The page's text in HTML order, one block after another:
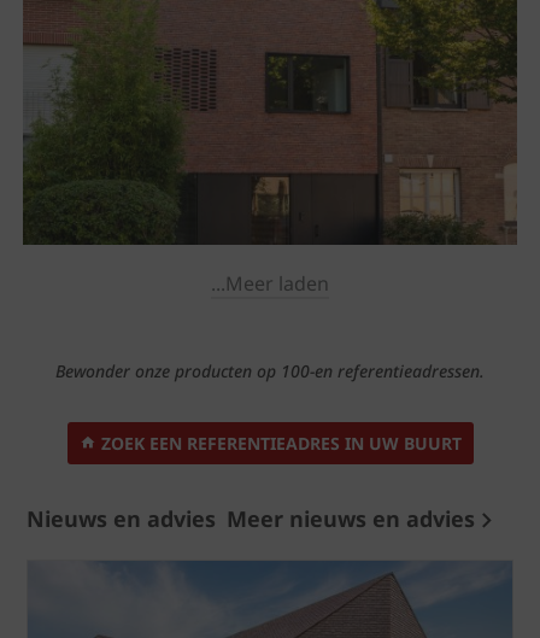
...Meer laden
Bewonder onze producten op 100-en referentieadressen.
ZOEK EEN REFERENTIEADRES IN UW BUURT
Nieuws en advies Meer nieuws en advies